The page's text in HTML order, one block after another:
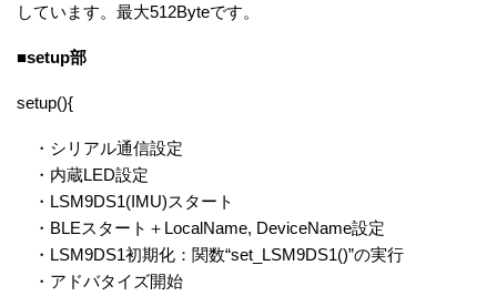
しています。最大512Byteです。
■setup部
setup(){
・シリアル通信設定
・内蔵LED設定
・LSM9DS1(IMU)スタート
・BLEスタート＋LocalName, DeviceName設定
・LSM9DS1初期化：関数“set_LSM9DS1()”の実行
・アドバタイズ開始